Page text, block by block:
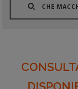
CHE